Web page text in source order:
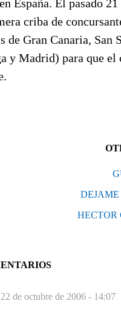
España. El pasado
criba de
de Gran Canaria, San
y Madrid) para que el
HECTOR
22 de octubre de 2006 - 14:07